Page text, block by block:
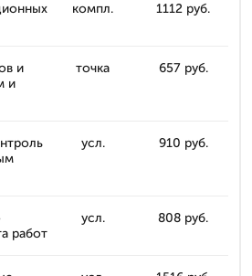
компл. 1112 руб.
и
и
точка 657 руб.
усл. 910 руб.
работ
усл. 808 руб.